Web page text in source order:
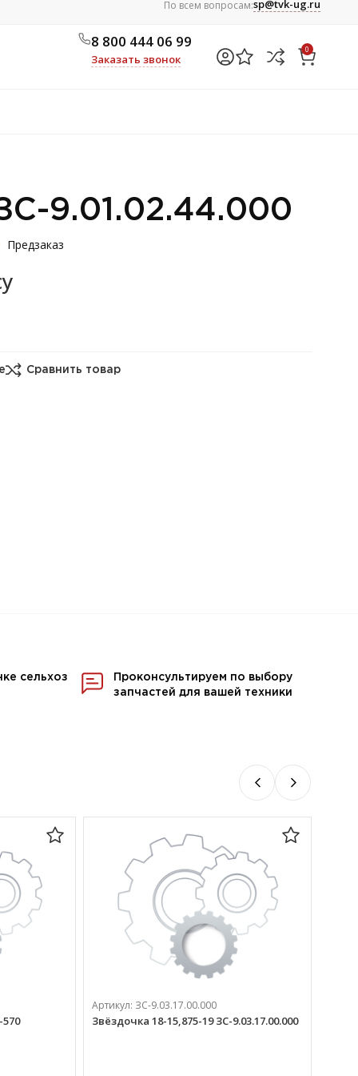
По всем вопросам:sp@tvk-ug.ru
8 800 444 06 99
Заказать звонок
0
9.01.02.44.000
Предзаказ
Сравнить товар
сельхоз
Проконсультируем по выбору
запчастей для вашей техники
Артикул: ЗС-9.03.17.00.000
Звёздочка 18-15,875-19 ЗС-9.03.17.00.000